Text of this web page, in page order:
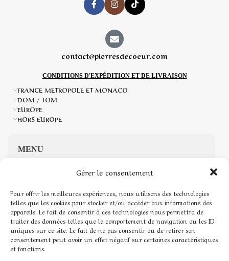
Gérer le consentement
Pour offrir les meilleures expériences, nous utilisons des technologies
telles que les cookies pour stocker et/ou accéder aux informations des
appareils. Le fait de consentir à ces technologies nous permettra de
traiter des données telles que le comportement de navigation ou les ID
uniques sur ce site. Le fait de ne pas consentir ou de retirer son
consentement peut avoir un effet négatif sur certaines caractéristiques
et fonctions.
contact@pierresdecoeur.com
CONDITIONS D'EXPÉDITION ET DE LIVRAISON
FRANCE METROPOLE ET MONACO
DOM / TOM
EUROPE
HORS EUROPE
MENU
Boutique de Pierres naturelles
Mon compte
Mentions légales